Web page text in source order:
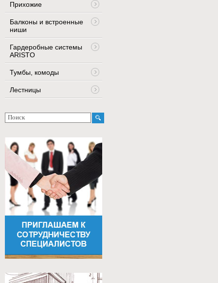
Прихожие
Балконы и встроенные
ниши
Гардеробные системы
ARISTO
Тумбы, комоды
Лестницы